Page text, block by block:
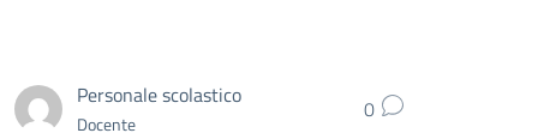
Personale scolastico
Docente 0